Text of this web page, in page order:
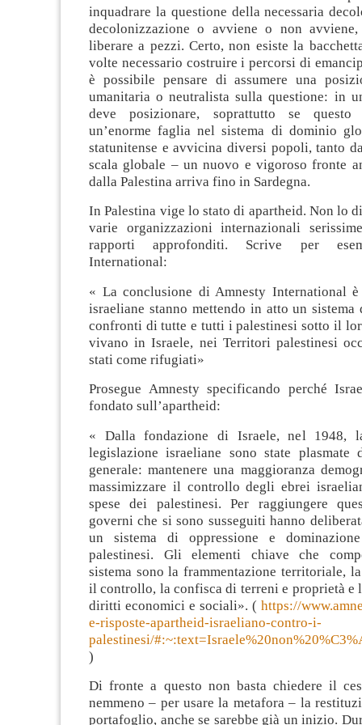
inquadrare la questione della necessaria
decolonizzazione o avviene o non
liberare a pezzi. Certo, non esiste la
volte necessario costruire i percorsi di
è possibile pensare di assumere una
umanitaria o neutralista sulla questione: in
deve posizionare, soprattutto se
un’enorme faglia nel sistema di dominio
statunitense e avvicina diversi popoli, tanto
scala globale – un nuovo e vigoroso fronte
dalla Palestina arriva fino in Sardegna.
In Palestina vige lo stato di apartheid. Non lo
varie organizzazioni internazionali
rapporti approfonditi. Scrive per
International:
« La conclusione di Amnesty International
israeliane stanno mettendo in atto un
confronti di tutte e tutti i palestinesi sotto il
vivano in Israele, nei Territori palestinesi
stati come rifugiati»
Prosegue Amnesty specificando perché
fondato sull’apartheid:
« Dalla fondazione di Israele, nel 1948,
legislazione israeliane sono state plasmate
generale: mantenere una maggioranza
massimizzare il controllo degli ebrei
spese dei palestinesi. Per raggiungere
governi che si sono susseguiti hanno
un sistema di oppressione e
palestinesi. Gli elementi chiave che
sistema sono la frammentazione territoriale,
il controllo, la confisca di terreni e proprietà e
diritti economici e sociali». ( https://
e-risposte-apartheid-israeliano-contro-i-
palestinesi/
)
Di fronte a questo non basta chiedere il
nemmeno – per usare la metafora – la
portafoglio, anche se sarebbe già un inizio.